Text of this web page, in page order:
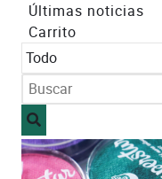
Últimas noticias
Carrito